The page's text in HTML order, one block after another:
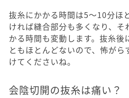
抜糸にかかる時間は5～10分ほ
ければ縫合部分も多くなり、
かる時間も変動します。抜糸後
ともほとんどないので、怖が
けてくださいね。
会陰切開の抜糸は痛い？